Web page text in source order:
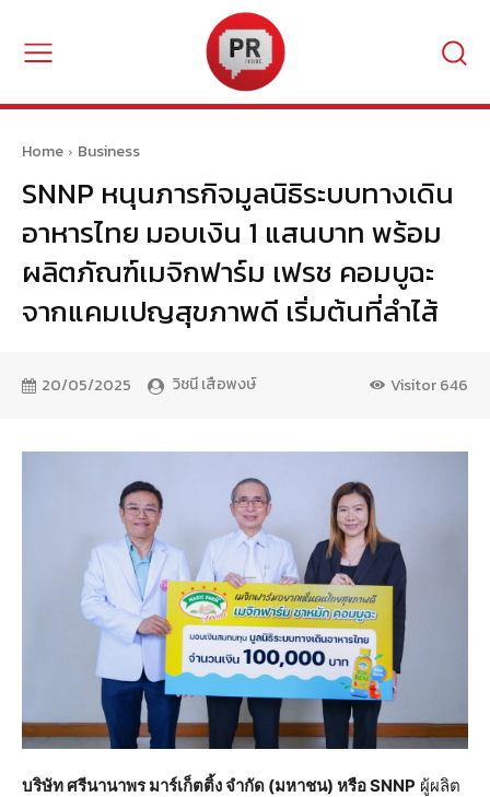
Home Business
SNNP หนุนภารกิจมูลนิธิระบบทางเดิน
อาหารไทย มอบเงิน 1 แสนบาท พร้อม
ผลิตภัณฑ์เมจิกฟาร์ม เฟรช คอมบูฉะ
จากแคมเปญสุขภาพดี เริ่มต้นที่ลำไส้
20/05/2025 วิชนี เสือพงษ์ Visitor646
บริษัท ศรีนานาพร มาร์เก็ตติ้ง จำกัด (มหาชน) หรือSNNP ผู้ผลิต